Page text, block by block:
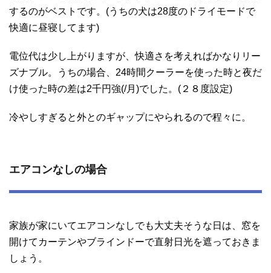
するのがベストです。(うちの犬は28度のドライモードで
快適に昼寝してます)
電位代は少し上がりますが、快適さを考えればかなりリー
ズナブル。うちの場合、24時間クーラーを使った時と夜だ
け使った時の差は2千円強(/月)でした。(２８度設定)
冷やしすぎると外とのギャップにやられるので程々に。
エアコンなしの場合
家族が家にいてエアコンなしでも大丈夫そうな日は、窓を
開けてカーテンやブラインドーで直射日光を遮っておきま
しょう。